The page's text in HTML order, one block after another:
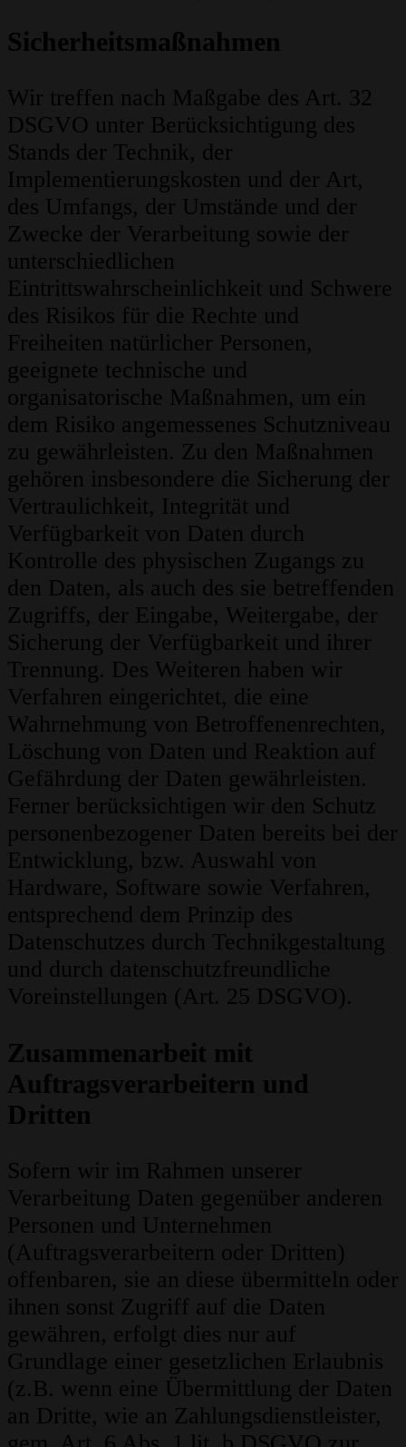
Sicherheitsmaßnahmen
Wir treffen nach Maßgabe des Art. 32
DSGVO unter Berücksichtigung des
Stands der Technik, der
Implementierungskosten und der Art,
des Umfangs, der Umstände und der
Zwecke der Verarbeitung sowie der
unterschiedlichen
Eintrittswahrscheinlichkeit und Schwere
des Risikos für die Rechte und
Freiheiten natürlicher Personen,
geeignete technische und
organisatorische Maßnahmen, um ein
dem Risiko angemessenes Schutzniveau
zu gewährleisten. Zu den Maßnahmen
gehören insbesondere die Sicherung der
Vertraulichkeit, Integrität und
Verfügbarkeit von Daten durch
Kontrolle des physischen Zugangs zu
den Daten, als auch des sie betreffenden
Zugriffs, der Eingabe, Weitergabe, der
Sicherung der Verfügbarkeit und ihrer
Trennung. Des Weiteren haben wir
Verfahren eingerichtet, die eine
Wahrnehmung von Betroffenenrechten,
Löschung von Daten und Reaktion auf
Gefährdung der Daten gewährleisten.
Ferner berücksichtigen wir den Schutz
personenbezogener Daten bereits bei der
Entwicklung, bzw. Auswahl von
Hardware, Software sowie Verfahren,
entsprechend dem Prinzip des
Datenschutzes durch Technikgestaltung
und durch datenschutzfreundliche
Voreinstellungen (Art. 25 DSGVO).
Zusammenarbeit mit
Auftragsverarbeitern und
Dritten
Sofern wir im Rahmen unserer
Verarbeitung Daten gegenüber anderen
Personen und Unternehmen
(Auftragsverarbeitern oder Dritten)
offenbaren, sie an diese übermitteln oder
ihnen sonst Zugriff auf die Daten
gewähren, erfolgt dies nur auf
Grundlage einer gesetzlichen Erlaubnis
(z.B. wenn eine Übermittlung der Daten
an Dritte, wie an Zahlungsdienstleister,